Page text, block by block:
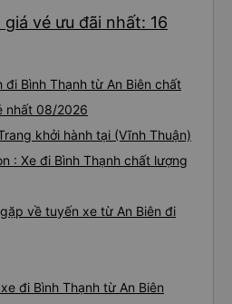
vé ưu đãi nhất: 16
đi Bình Thạnh từ An Biên chất
nhất 08/2026
khởi hành tại (Vĩnh Thuận)
: Xe đi Bình Thạnh chất lượng
về tuyến xe từ An Biên đi
đi Bình Thạnh từ An Biên